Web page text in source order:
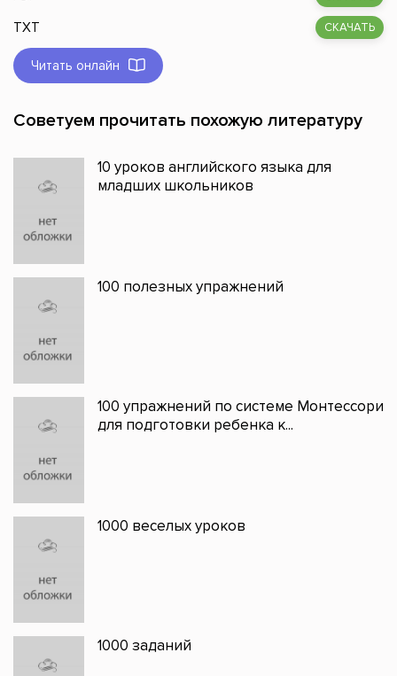
TXT СКАЧАТЬ
Читать онлайн
Советуем прочитать похожую литературу
10 уроков английского языка для
младших школьников
100 полезных упражнений
100 упражнений по системе Монтессори
для подготовки ребенка к...
1000 веселых уроков
1000 заданий